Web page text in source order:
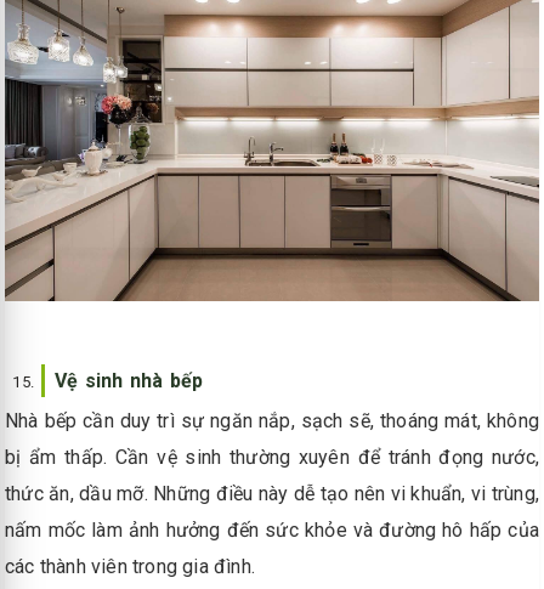
Vệ sinh nhà bếp
Nhà bếp cần duy trì sự ngăn nắp, sạch sẽ, thoáng mát, không
bị ẩm thấp. Cần vệ sinh thường xuyên để tránh đọng nước,
thức ăn, dầu mỡ. Những điều này dễ tạo nên vi khuẩn, vi trùng,
nấm mốc làm ảnh hưởng đến sức khỏe và đường hô hấp của
các thành viên trong gia đình.